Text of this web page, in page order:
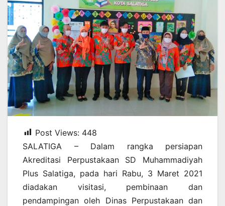
Post Views: 448
SALATIGA – Dalam rangka persiapan
Akreditasi Perpustakaan SD Muhammadiyah
Plus Salatiga, pada hari Rabu, 3 Maret 2021
diadakan visitasi, pembinaan dan
pendampingan oleh Dinas Perpustakaan dan